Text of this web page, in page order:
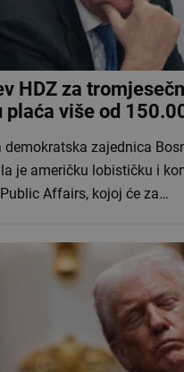
HDZ za
plaća više od
demokratska zajednica
je američku lobističku i
Affairs, kojoj će za…